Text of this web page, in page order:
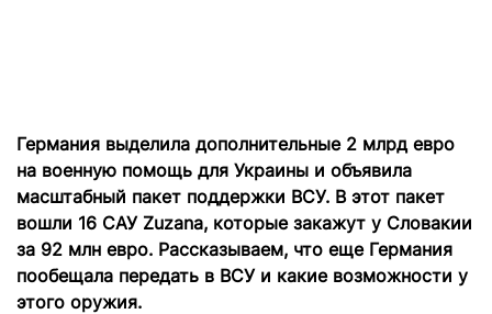
Германия выделила дополнительные 2 млрд евро
на военную помощь для Украины и объявила
масштабный пакет поддержки ВСУ. В этот пакет
вошли 16 САУ Zuzana, которые закажут у Словакии
за 92 млн евро. Рассказываем, что еще Германия
пообещала передать в ВСУ и какие возможности у
этого оружия.